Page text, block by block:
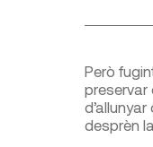
Però
preservar
desprèn